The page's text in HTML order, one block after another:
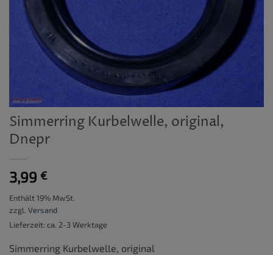
Simmerring Kurbelwelle, original,
Dnepr
3,99 €
Enthält 19% MwSt.
zzgl. Versand
Lieferzeit: ca. 2-3 Werktage
Simmerring Kurbelwelle, original